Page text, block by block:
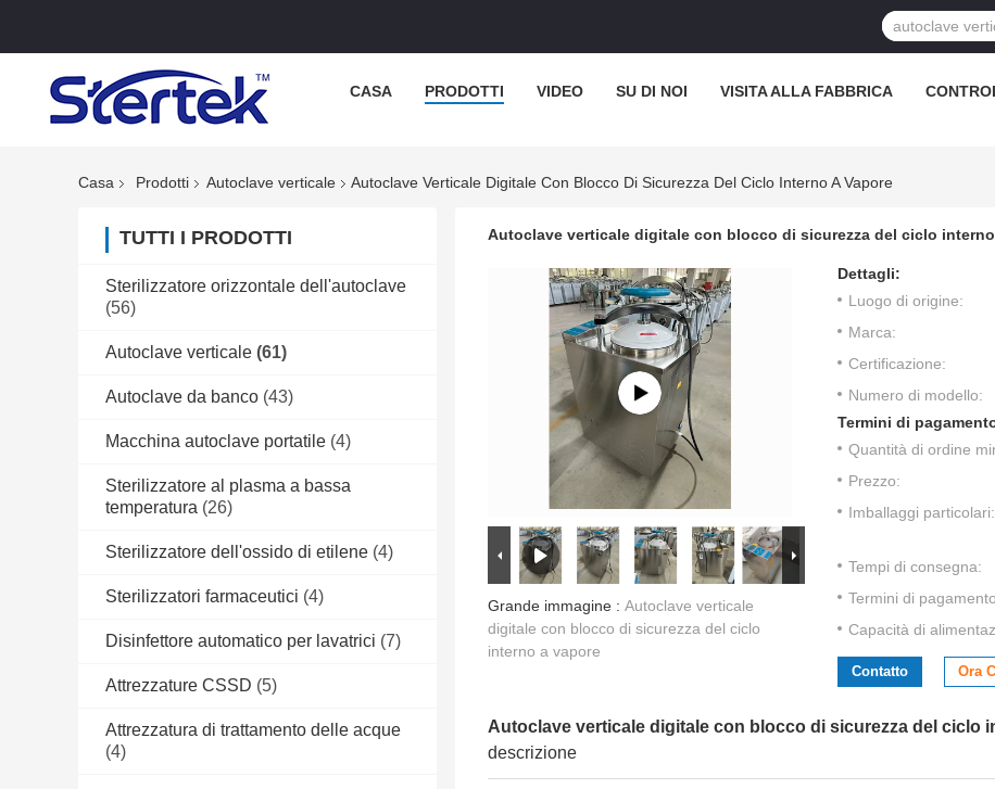
CASA PRODOTTI VIDEO SU DI NOI VISITA ALLA FABBRICA
Casa Prodotti Autoclave verticale Autoclave Verticale Digitale Con Blocco Di Sicurezza Del Ciclo Interno A Vapore
TUTTI I PRODOTTI
Sterilizzatore orizzontale dell'autoclave
(56)
Autoclave verticale (61)
Autoclave da banco (43)
Macchina autoclave portatile (4)
Sterilizzatore al plasma a bassa
temperatura (26)
Sterilizzatore dell'ossido di etilene (4)
Sterilizzatori farmaceutici (4)
Disinfettore automatico per lavatrici (7)
Attrezzature CSSD (5)
Attrezzatura di trattamento delle acque
(4)
Autoclave verticale digitale con blocco di sicurezza del ciclo
Grande immagine : Autoclave verticale
digitale con blocco di sicurezza del ciclo
interno a vapore
Dettagli:
Luogo di origine:
Marca:
Certificazione:
Numero di modello:
Termini di
Quantità di ordine
Prezzo:
Imballaggi particolari:
Tempi di consegna:
Termini di
Capacità di
Contatto Ora
Autoclave verticale digitale con blocco di sicurezza del ciclo
descrizione